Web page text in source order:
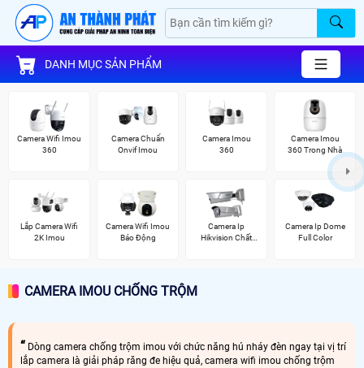
DANH MỤC SẢN PHẨM
Camera Wifi Imou
360
Camera Chuẩn
Onvif Imou
Camera Imou
360
Camera Imou
360 Trong Nhà
Lắp Camera Wifi
2K Imou
Camera Wifi Imou
Báo Động
Camera Ip
Hikvision Chất
Camera Ip Dome
Full Color
CAMERA IMOU CHỐNG TRỘM
Dòng camera chống trộm imou với chức năng hú nháy đèn ngay tại vị trí
lắp camera là giải pháp răng đe hiệu quả, camera wifi imou chống trộm